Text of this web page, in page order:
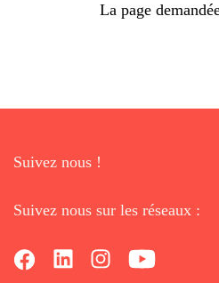
La page
Suivez nous !
Suivez nous sur les réseaux :